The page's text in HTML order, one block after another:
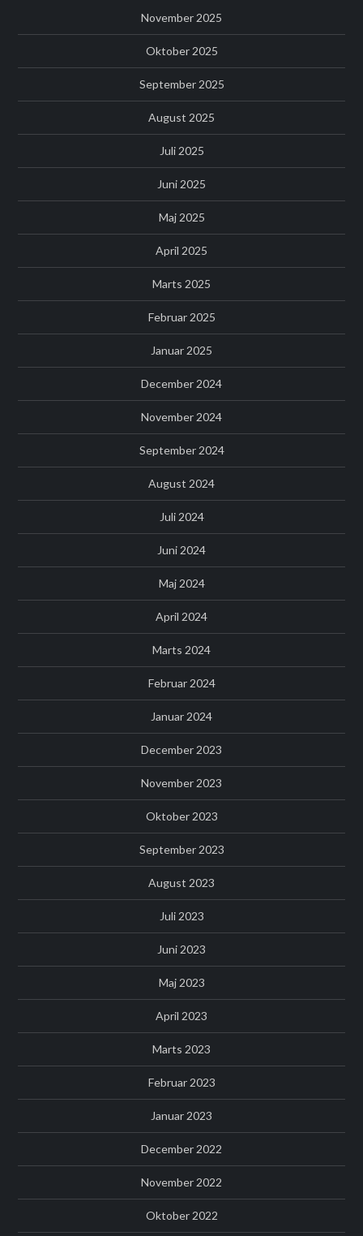
November 2025
Oktober 2025
September 2025
August 2025
Juli 2025
Juni 2025
Maj 2025
April 2025
Marts 2025
Februar 2025
Januar 2025
December 2024
November 2024
September 2024
August 2024
Juli 2024
Juni 2024
Maj 2024
April 2024
Marts 2024
Februar 2024
Januar 2024
December 2023
November 2023
Oktober 2023
September 2023
August 2023
Juli 2023
Juni 2023
Maj 2023
April 2023
Marts 2023
Februar 2023
Januar 2023
December 2022
November 2022
Oktober 2022